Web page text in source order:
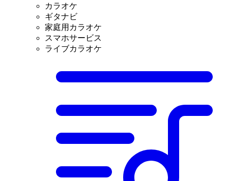
カラオケ
ギタナビ
家庭用カラオケ
スマホサービス
ライブカラオケ